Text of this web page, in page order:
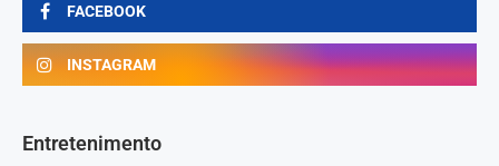
FACEBOOK
INSTAGRAM
Entretenimento